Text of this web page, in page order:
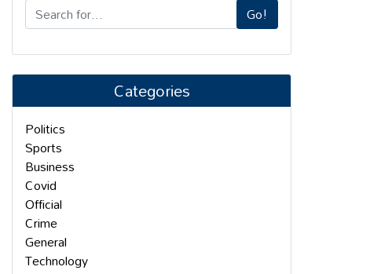
Go!
Categories
Politics
Sports
Business
Covid
Official
Crime
General
Technology